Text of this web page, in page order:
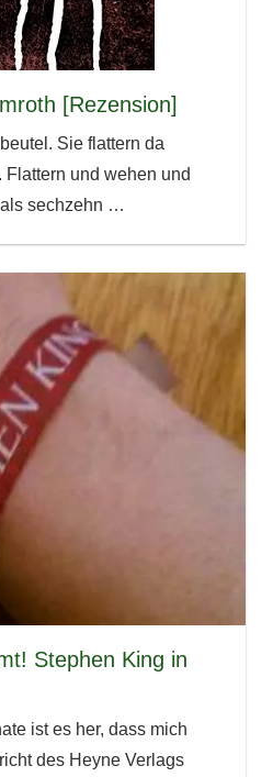
[Rezension]
Sie flattern da
und wehen und
sechzehn …
Stephen King in
ist es her, dass mich
des Heyne Verlags